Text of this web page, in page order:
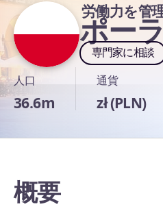
労働力を管
ポー
専門家に相談
人口
36.6m
通貨
zł (PLN)
概要